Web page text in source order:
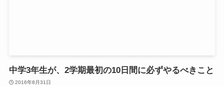
中学3年生が、2学期最初の10日間に必ずやるべきこと
2016年8月31日